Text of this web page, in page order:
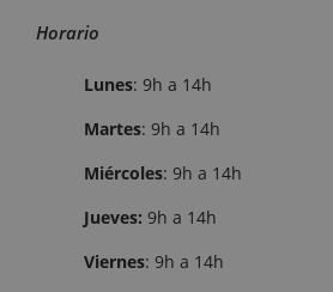
Horario
Lunes: 9h a 14h
Martes: 9h a 14h
Miércoles: 9h a 14h
Jueves: 9h a 14h
Viernes: 9h a 14h